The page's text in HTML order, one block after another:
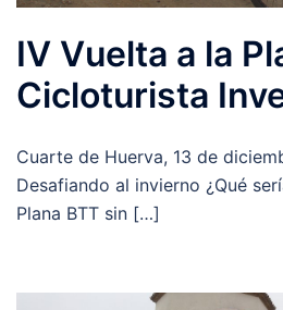
IV Vuelta a la
Cicloturista
Cuarte de Huerva, 13 de
Desafiando al invierno ¿Qué
Plana BTT sin […]